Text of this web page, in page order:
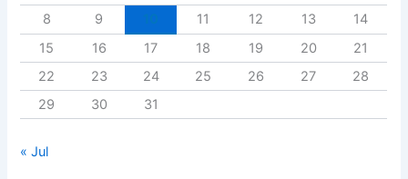
8
9 11 12 13
14
15
16 17 18 19 20
21
22
23 24 25 26 27
28
29
30 31
« Jul